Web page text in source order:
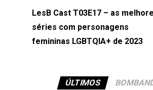
LesB Cast T03E17 – as
séries com personagens
femininas LGBTQIA+ de 2023
ÚLTIMOS